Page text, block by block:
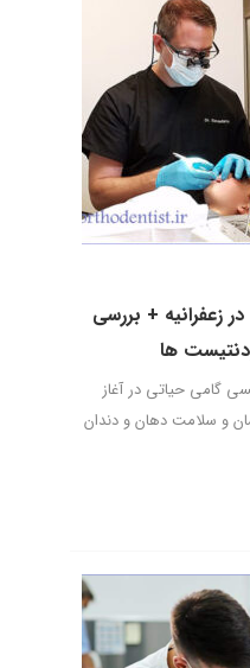
زعفرانیه + بررسی
ها
گامی حیاتی در آغاز
و سلامت دهان و دندان